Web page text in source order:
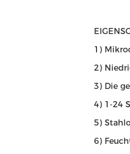
1)
2)
3) Die
4) 1-24
5)
6)